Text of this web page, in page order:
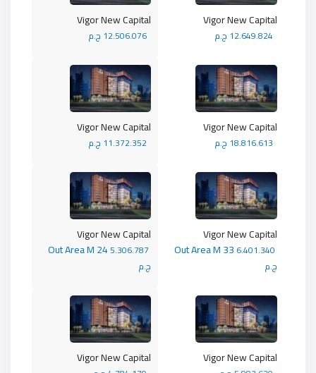
Vigor New Capital Vigor New Capital
Vigor New Capital Vigor New Capital
Vigor New Capital
5.306.787
ج.م
Vigor New Capital
6.401.340
ج.م
Vigor New Capital Vigor New Capital